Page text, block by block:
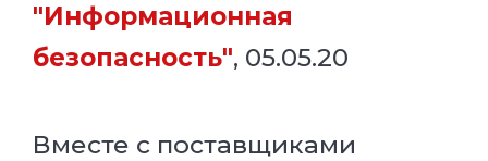
"Информационная
безопасность", 05.05.20
Вместе с поставщиками